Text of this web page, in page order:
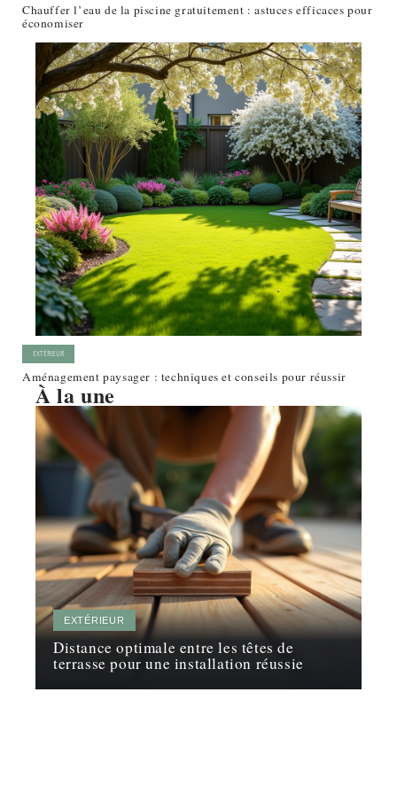
Chauffer l’eau de la piscine gratuitement : astuces efficaces pour
économiser
EXTÉRIEUR
Aménagement paysager : techniques et conseils pour réussir
À la une
EXTÉRIEUR
Distance optimale entre les têtes de
terrasse pour une installation réussie